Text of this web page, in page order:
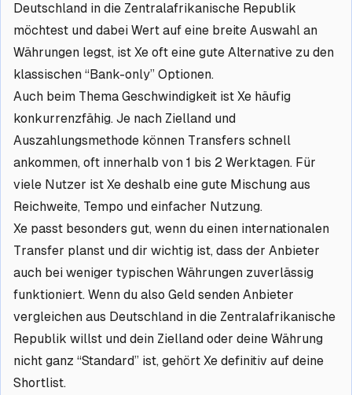
Deutschland in die Zentralafrikanische Republik
möchtest und dabei Wert auf eine breite Auswahl an
Währungen legst, ist Xe oft eine gute Alternative zu den
klassischen “Bank-only” Optionen.
Auch beim Thema Geschwindigkeit ist Xe häufig
konkurrenzfähig. Je nach Zielland und
Auszahlungsmethode können Transfers schnell
ankommen, oft innerhalb von 1 bis 2 Werktagen. Für
viele Nutzer ist Xe deshalb eine gute Mischung aus
Reichweite, Tempo und einfacher Nutzung.
Xe passt besonders gut, wenn du einen internationalen
Transfer planst und dir wichtig ist, dass der Anbieter
auch bei weniger typischen Währungen zuverlässig
funktioniert. Wenn du also Geld senden Anbieter
vergleichen aus Deutschland in die Zentralafrikanische
Republik willst und dein Zielland oder deine Währung
nicht ganz “Standard” ist, gehört Xe definitiv auf deine
Shortlist.